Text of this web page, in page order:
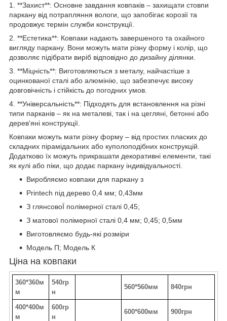
1. **Захист**: Основне завдання ковпаків – захищати стовпи
паркану від потрапляння вологи, що запобігає корозії та
продовжує термін служби конструкції.
2. **Естетика**: Ковпаки надають завершеного та охайного
вигляду паркану. Вони можуть мати різну форму і колір, що
дозволяє підібрати виріб відповідно до дизайну ділянки.
3. **Міцність**: Виготовляються з металу, найчастіше з
оцинкованої сталі або алюмінію, що забезпечує високу
довговічність і стійкість до погодних умов.
4. **Універсальність**: Підходять для встановлення на різні
типи парканів – як на металеві, так і на цегляні, бетонні або
дерев'яні конструкції.
Ковпаки можуть мати різну форму – від простих пласких до
складних пірамідальних або куполоподібних конструкцій.
Додатково їх можуть прикрашати декоративні елементи, такі
як кулі або піки, що додає паркану індивідуальності.
Виробляємо ковпаки для паркану з
Printech під дерево 0,4 мм; 0,43мм
З глянсовоЇ полімерної сталі 0,45;
З матової полімерної сталі 0,4 мм; 0,45; 0,5мм
Виготовляємо будь-які розміри
Модель П; Модель К
Ціна на ковпаки
360*360м
м
540гр
н
560*560мм 840грн
400*400м
м
600гр
н
600*600мм 900грн